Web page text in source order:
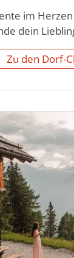
im
dein
Zu den Dorf-